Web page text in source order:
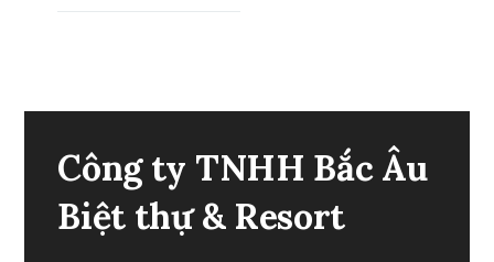
Công ty TNHH Bắc Âu
Biệt thự & Resort